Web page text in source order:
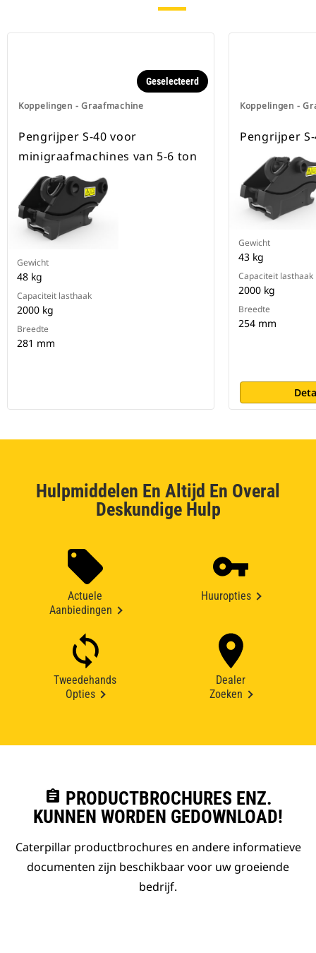
Koppelingen - Graafmachine
Geselecteerd
Pengrijper S-40 voor
minigraafmachines van 5-6 ton
Gewicht
48 kg
Capaciteit lasthaak
2000 kg
Breedte
281 mm
Koppelingen -
Pengrijper
Gewicht
43 kg
Capaciteit lasthaak
2000 kg
Breedte
254 mm
Hulpmiddelen En Altijd En Overal
Deskundige Hulp
Actuele
Aanbiedingen
Huuropties
Tweedehands
Opties
Dealer
Zoeken
assignment PRODUCTBROCHURES ENZ.
KUNNEN WORDEN GEDOWNLOAD!
Caterpillar productbrochures en andere informatieve
documenten zijn beschikbaar voor uw groeiende
bedrijf.